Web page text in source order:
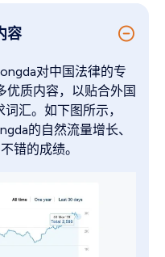
容
对中国法律的专
优质内容，以贴合外国
汇。如下图所示，
的自然流量增长、
错的成绩。